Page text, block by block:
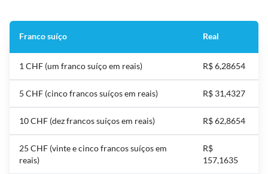
Franco suíço Real
1 CHF (um franco suíço em reais) R$ 6,28654
5 CHF (cinco francos suíços em reais) R$ 31,4327
10 CHF (dez francos suíços em reais) R$ 62,8654
25 CHF (vinte e cinco francos suíços em
reais)
R$
157,1635